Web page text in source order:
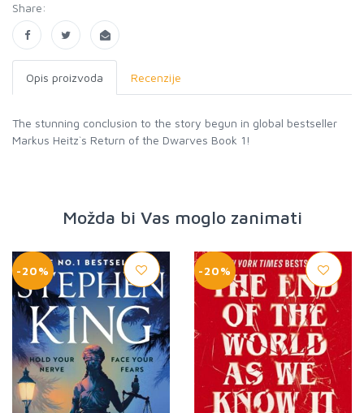
Share:
Opis proizvoda Recenzije
The stunning conclusion to the story begun in global bestseller
Markus Heitz`s Return of the Dwarves Book 1!
Možda bi Vas moglo zanimati
-20% -20%